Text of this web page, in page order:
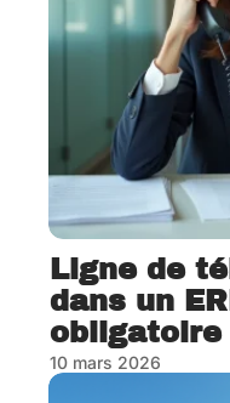
Ligne de
dans un
obligatoire
10 mars 2026